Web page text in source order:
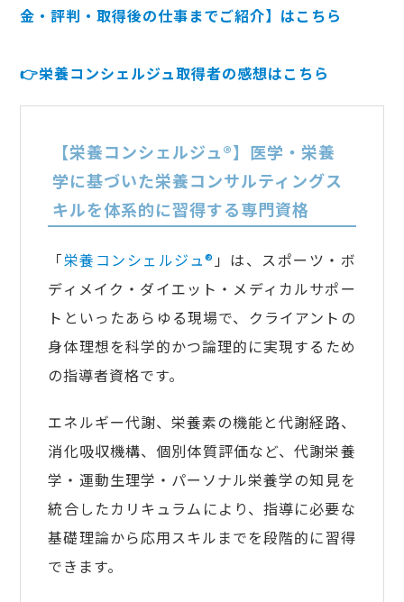
金・評判・取得後の仕事までご紹介】はこちら
👉栄養コンシェルジュ取得者の感想はこちら
【栄養コンシェルジュ®】医学・栄養
学に基づいた栄養コンサルティングス
キルを体系的に習得する専門資格
「栄養コンシェルジュ® 」は、スポーツ・ボ
ディメイク・ダイエット・メディカルサポー
トといったあらゆる現場で、クライアントの
身体理想を科学的かつ論理的に実現するため
の指導者資格です。
エネルギー代謝、栄養素の機能と代謝経路、
消化吸収機構、個別体質評価など、代謝栄養
学・運動生理学・パーソナル栄養学の知見を
統合したカリキュラムにより、指導に必要な
基礎理論から応用スキルまでを段階的に習得
できます。